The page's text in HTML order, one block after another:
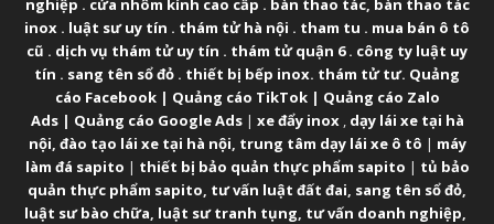
nghiệp . cửa nhôm kính cao cấp . bàn thao tác, bàn thao tác
inox . luật sư uy tín . thám tử hà nội . tham tu . mua bán ô tô
cũ . dịch vụ thám tử uy tín . thám tử quận 6. công ty luật uy
tín . sang tên sổ đỏ . thiết bị bếp inox. thám tử tư. Quảng
cáo Facebook| Quảng cáo TikTok| Quảng cáo Zalo
Ads| Quảng cáo Google Ads| xe đẩy inox, dạy lái xe tại hà
nội, đào tạo lái xe tại hà nội, trung tâm dạy lái xe ô tô | máy
làm đá sapito | thiết bị bảo quản thực phẩm sapito | tủ bảo
quản thực phẩm sapito, tư vấn luật đất đai, sang tên sổ đỏ,
luật sư bào chữa, luật sư tranh tụng, tư vấn doanh nghiệp,